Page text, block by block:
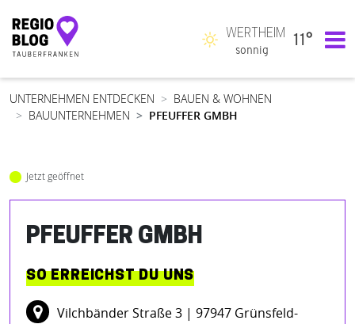
Hauptnavigation
WERTHEIM
sonnig
11°
UNTERNEHMEN ENTDECKEN
BAUEN & WOHNEN
BAUUNTERNEHMEN
PFEUFFER GMBH
Jetzt geöffnet
PFEUFFER GMBH
SO ERREICHST DU UNS
Vilchbänder Straße 3 | 97947 Grünsfeld-